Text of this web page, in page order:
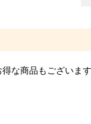
な商品もございま